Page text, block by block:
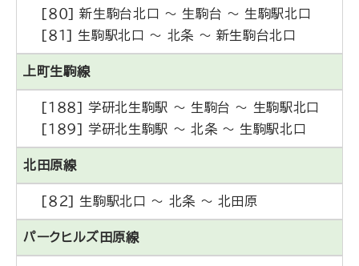
[８０] 新生駒台北口 ～ 生駒台 ～ 生駒駅北口
[８１] 生駒駅北口 ～ 北条 ～ 新生駒台北口
上町生駒線
[１８８] 学研北生駒駅 ～ 生駒台 ～ 生駒駅北口
[１８９] 学研北生駒駅 ～ 北条 ～ 生駒駅北口
北田原線
[８２] 生駒駅北口 ～ 北条 ～ 北田原
パークヒルズ田原線